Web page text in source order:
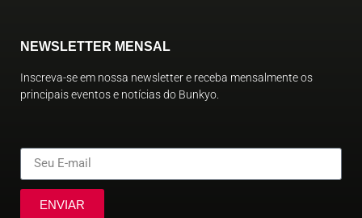
NEWSLETTER MENSAL
Inscreva-se em nossa newsletter e receba mensalmente os
principais eventos e notícias do Bunkyo.
ENVIAR